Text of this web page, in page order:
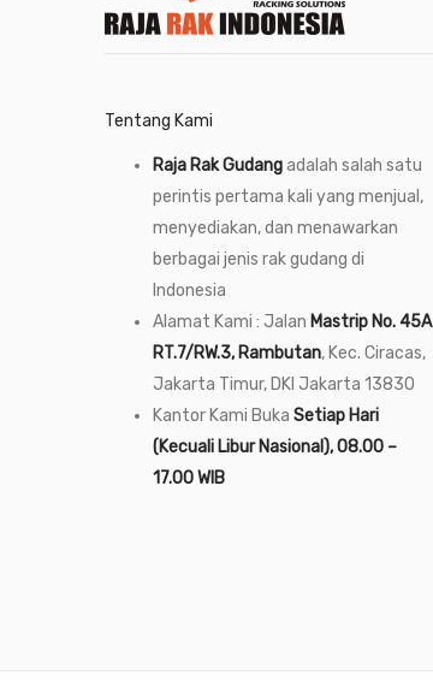
Tentang Kami
Raja Rak Gudangadalah salah satu
perintis pertama kali yang menjual,
menyediakan, dan menawarkan
berbagai jenis rak gudang di
Indonesia
Alamat Kami : Jalan Mastrip No. 45A
RT.7/RW.3, Rambutan, Kec. Ciracas,
Jakarta Timur, DKI Jakarta 13830
Kantor Kami Buka Setiap Hari
(Kecuali Libur Nasional), 08.00 –
17.00 WIB